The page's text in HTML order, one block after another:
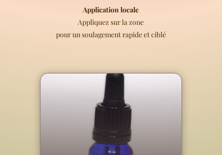
Application locale
Appliquez sur la zone
pour un soulagement rapide et ciblé